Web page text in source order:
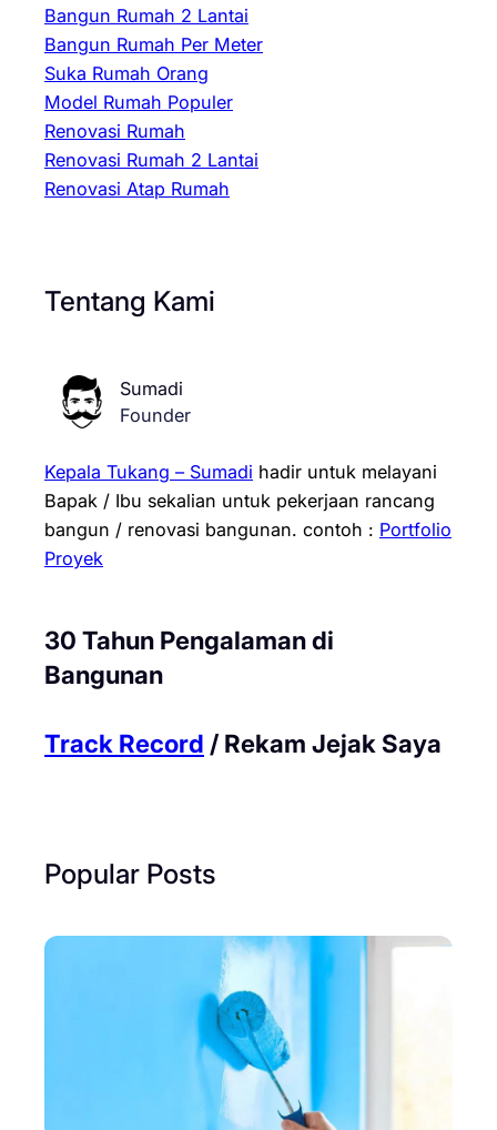
Bangun Rumah 2 Lantai
Bangun Rumah Per Meter
Suka Rumah Orang
Model Rumah Populer
Renovasi Rumah
Renovasi Rumah 2 Lantai
Renovasi Atap Rumah
Tentang Kami
Sumadi
Founder
Kepala Tukang – Sumadi hadir untuk melayani
Bapak / Ibu sekalian untuk pekerjaan rancang
bangun / renovasi bangunan. contoh : Portfolio
Proyek
30 Tahun Pengalaman di
Bangunan
Track Record / Rekam Jejak Saya
Popular Posts